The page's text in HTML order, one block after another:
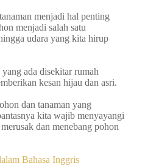
menjadi hal penting
menjadi salah satu
udara yang kita hirup
ada disekitar rumah
kesan hijau dan asri.
dan tanaman yang
kita wajib menyayangi
dan menebang pohon
Bahasa Inggris